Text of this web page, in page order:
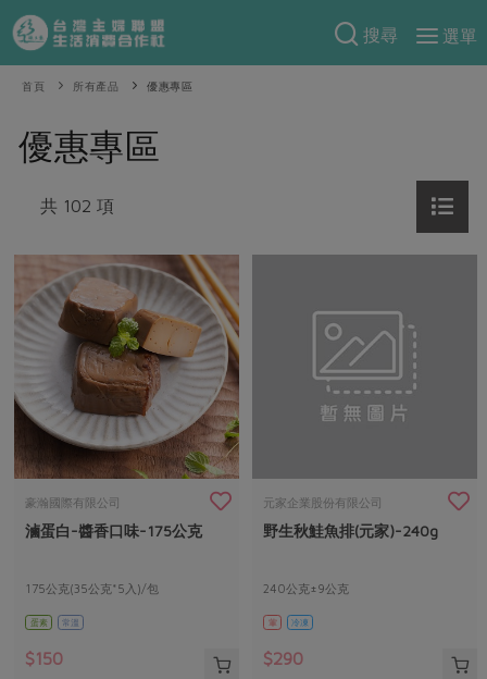
搜尋
選單
產品分類
當季蔬果
一籃菜
芽苗類
奶蛋豆・五穀
肉品・水產
水畜加工品
調理食材・點心
調味醬料/南北貨 烘焙
食譜料理
肉食
海鮮
蔬食
蛋料理
料理方式
醬料
湯品．鍋物
把最好的台灣味帶回家！
防災用品預購圓滿結束
2026年端午節預購圓滿結束
更多預購活動
當季產品
傳到心坎裡，誠心又澎派
合作25-精選產品第四彈
更多當季產品
觀點文章
主婦食堂 一籃菜真心話
社內大小事 合作聯合國
產品故事
樂齡生活
廚房瑜伽
減硝酸鹽
關於合作社
認識合作社
關於我們
合作社組織
員工與求才
自主把關
檢驗報告
硝酸鹽檢驗
重要公告
首頁 所有產品 優惠專區
優惠專區
共 102 項
豪瀚國際有限公司
滷蛋白-醬香口味-175公克
175公克(35公克*5入)/包
蛋素 常溫
$150
元家企業股份有限公司
野生秋鮭魚排(元家)-240g
240公克±9公克
葷 冷凍
$290